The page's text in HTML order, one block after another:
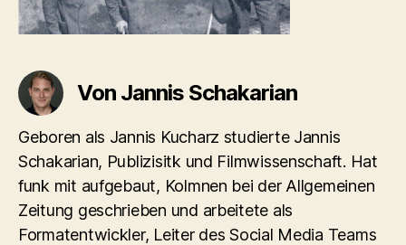
Von Jannis Schakarian
Geboren als Jannis Kucharz studierte Jannis
Schakarian, Publizisitk und Filmwissenschaft. Hat
funk mit aufgebaut, Kolmnen bei der Allgemeinen
Zeitung geschrieben und arbeitete als
Formatentwickler, Leiter des Social Media Teams